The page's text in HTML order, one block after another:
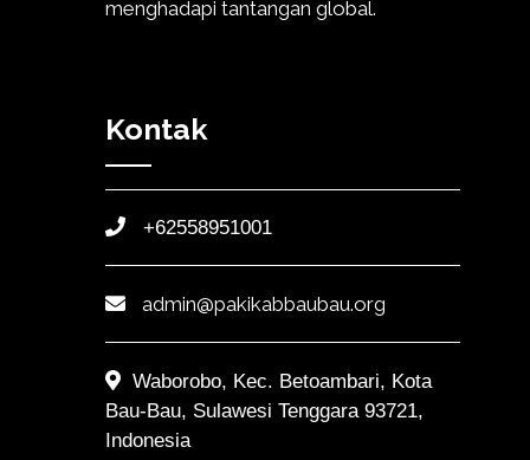
menghadapi tantangan global.
Kontak
+62558951001
admin@pakikabbaubau.org
Waborobo, Kec. Betoambari, Kota
Bau-Bau, Sulawesi Tenggara 93721,
Indonesia